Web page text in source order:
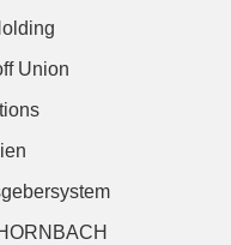
Union